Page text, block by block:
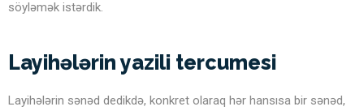
söyləmək istərdik.
Layihələrin yazili tercumesi
Layihələrin sənəd dedikdə, konkret olaraq hər hansısa bir sənəd,